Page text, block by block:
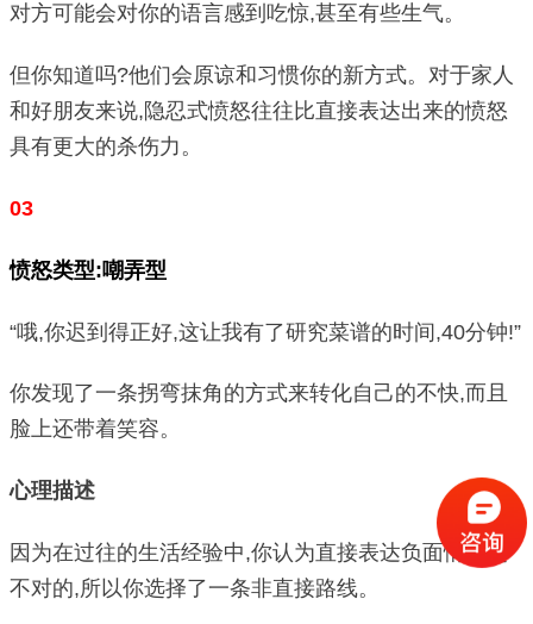
对方可能会对你的语言感到吃惊,甚至有些生气。
但你知道吗?他们会原谅和习惯你的新方式。对于家人
和好朋友来说,隐忍式愤怒往往比直接表达出来的愤怒
具有更大的杀伤力。
03
愤怒类型:嘲弄型
“哦,你迟到得正好,这让我有了研究菜谱的时间,40分钟!”
你发现了一条拐弯抹角的方式来转化自己的不快,而且
脸上还带着笑容。
心理描述
因为在过往的生活经验中,你认为直接表达负面情绪是
不对的,所以你选择了一条非直接路线。